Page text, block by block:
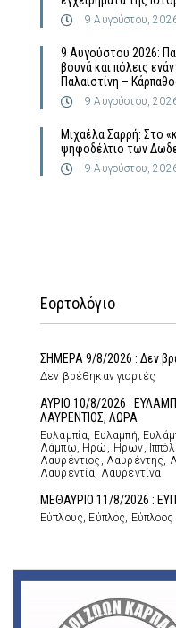
9 Αυγούστου,
9 Αυγούστου 2026:
βουνά και πόλεις
Παλαιστίνη –
9 Αυγούστου,
Μιχαέλα Σαρρή: Στο
ψηφοδέλτιο των
9 Αυγούστου,
Εορτολόγιο
ΣΗΜΕΡΑ 9/8/2026 : Δεν
Δεν βρέθηκαν γιορτές
ΑΥΡΙΟ 10/8/2026 :
ΛΑΥΡΕΝΤΙΟΣ, ΛΩΡΑ
Ευλαμπία, Ευλαμπή,
Λάμπω, Ηρώ, Ήρων,
Λαυρέντιος,
Λαυρεντία, Λαυρεντίνα
ΜΕΘΑΥΡΙΟ 11/8/2026 :
Εύπλους, Εύπλος, Εύπλοος